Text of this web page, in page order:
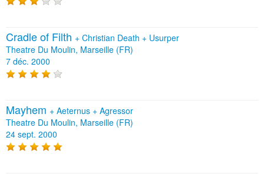
Cradle of Filth + Christian Death + Usurper
Theatre Du Moulin, Marseille (FR)
7 déc. 2000
Mayhem + Aeternus + Agressor
Theatre Du Moulin, Marseille (FR)
24 sept. 2000